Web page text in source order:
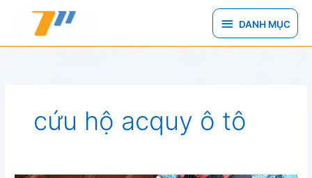
DANH
MỤC
DANH MỤC
cứu hộ acquy ô tô